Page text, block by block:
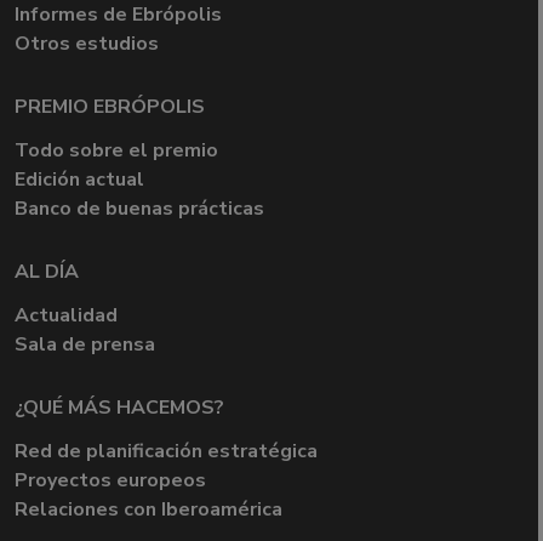
Informes de Ebrópolis
Otros estudios
PREMIO EBRÓPOLIS
Todo sobre el premio
Edición actual
Banco de buenas prácticas
AL DÍA
Actualidad
Sala de prensa
¿QUÉ MÁS HACEMOS?
Red de planificación estratégica
Proyectos europeos
Relaciones con Iberoamérica